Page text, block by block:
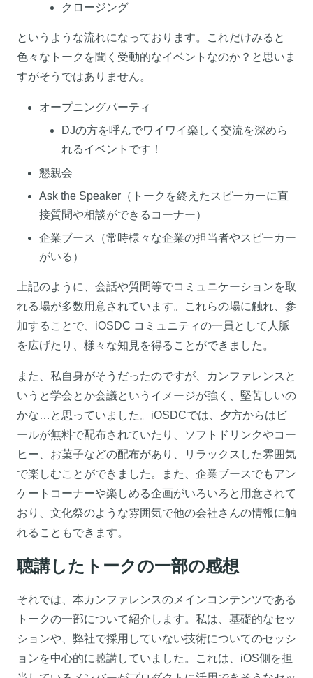
クロージング
というような流れになっております。これだけみると
色々なトークを聞く受動的なイベントなのか？と思いま
すがそうではありません。
オープニングパーティ
DJの方を呼んでワイワイ楽しく交流を深めら
れるイベントです！
懇親会
Ask the Speaker（トークを終えたスピーカーに直
接質問や相談ができるコーナー）
企業ブース（常時様々な企業の担当者やスピーカー
がいる）
上記のように、会話や質問等でコミュニケーションを取
れる場が多数用意されています。これらの場に触れ、参
加することで、iOSDC コミュニティの一員として人脈
を広げたり、様々な知見を得ることができました。
また、私自身がそうだったのですが、カンファレンスと
いうと学会とか会議というイメージが強く、堅苦しいの
かな…と思っていました。iOSDCでは、夕方からはビ
ールが無料で配布されていたり、ソフトドリンクやコー
ヒー、お菓子などの配布があり、リラックスした雰囲気
で楽しむことができました。また、企業ブースでもアン
ケートコーナーや楽しめる企画がいろいろと用意されて
おり、文化祭のような雰囲気で他の会社さんの情報に触
れることもできます。
聴講したトークの一部の感想
それでは、本カンファレンスのメインコンテンツである
トークの一部について紹介します。私は、基礎的なセッ
ションや、弊社で採用していない技術についてのセッシ
ョンを中心的に聴講していました。これは、iOS側を担